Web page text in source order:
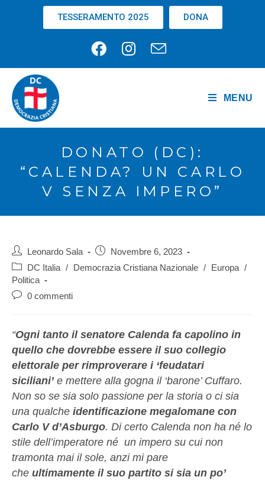
TESSERAMENTO 2025 DONA
MENU
DONATO (DC):
“CALENDA? UN CARLO
V SENZA IMPERO”
Leonardo Sala
Novembre 6, 2023
DC Italia / Democrazia Cristiana Nazionale / Europa /
Politica
0 commenti
“Ogni tanto il senatore Calenda fa capolino in
quello che dovrebbe essere il suo collegio
elettorale per rimproverare i ‘feudatari
siciliani’e mettere alla gogna il ‘barone’ Cuffaro.
Non so se sia solo passione per la storia o ci sia
una qualche identificazione megalomane con
Carlo V d’Asburgo. Di certo Calenda non ha né lo
stile dell’imperatore né un impero su cui non
tramonta mai il sole, anzi mi pare
che ultimamente il suo partito si sia un po’